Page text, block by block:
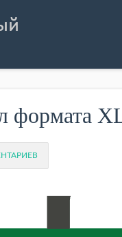
формата